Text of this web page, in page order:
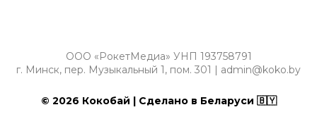
ООО «РокетМедиа» УНП 193758791
г. Минск, пер. Музыкальный 1, пом. 301 | admin@koko.by
© 2026 Кокобай | Сделано в Беларуси 🇧🇾